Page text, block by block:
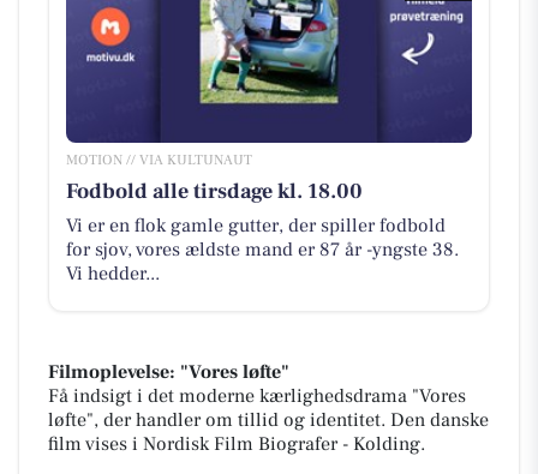
MOTION // VIA KULTUNAUT
Fodbold alle tirsdage kl. 18.00
Vi er en flok gamle gutter, der spiller fodbold
for sjov, vores ældste mand er 87 år -yngste 38.
Vi hedder...
Filmoplevelse: "Vores løfte"
Få indsigt i det moderne kærlighedsdrama "Vores
løfte", der handler om tillid og identitet. Den danske
film vises i Nordisk Film Biografer - Kolding.